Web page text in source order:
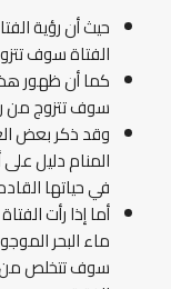
حيث أن رؤية
الفتاة سوف
كما أن ظهور
سوف تتزوج من
وقد ذكر بعض
المنام دليل
في حياتها
أما إذا رأت
ماء البحر
سوف تتخلص من